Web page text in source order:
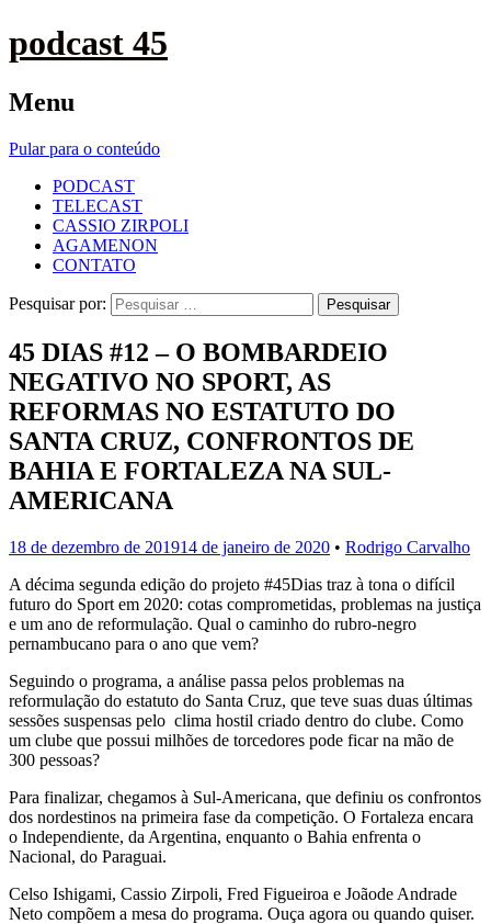
podcast 45
Menu
Pular para o conteúdo
PODCAST
TELECAST
CASSIO ZIRPOLI
AGAMENON
CONTATO
Pesquisar por:
45 DIAS #12 – O BOMBARDEIO
NEGATIVO NO SPORT, AS
REFORMAS NO ESTATUTO DO
SANTA CRUZ, CONFRONTOS DE
BAHIA E FORTALEZA NA SUL-
AMERICANA
18 de dezembro de 201914 de janeiro de 2020 • Rodrigo Carvalho
A décima segunda edição do projeto #45Dias traz à tona o difícil
futuro do Sport em 2020: cotas comprometidas, problemas na justiça
e um ano de reformulação. Qual o caminho do rubro-negro
pernambucano para o ano que vem?
Seguindo o programa, a análise passa pelos problemas na
reformulação do estatuto do Santa Cruz, que teve suas duas últimas
sessões suspensas pelo clima hostil criado dentro do clube. Como
um clube que possui milhões de torcedores pode ficar na mão de
300 pessoas?
Para finalizar, chegamos à Sul-Americana, que definiu os confrontos
dos nordestinos na primeira fase da competição. O Fortaleza encara
o Independiente, da Argentina, enquanto o Bahia enfrenta o
Nacional, do Paraguai.
Celso Ishigami, Cassio Zirpoli, Fred Figueiroa e Joãode Andrade
Neto compõem a mesa do programa. Ouça agora ou quando quiser.